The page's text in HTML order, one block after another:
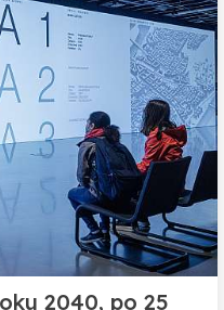
2040, po 25